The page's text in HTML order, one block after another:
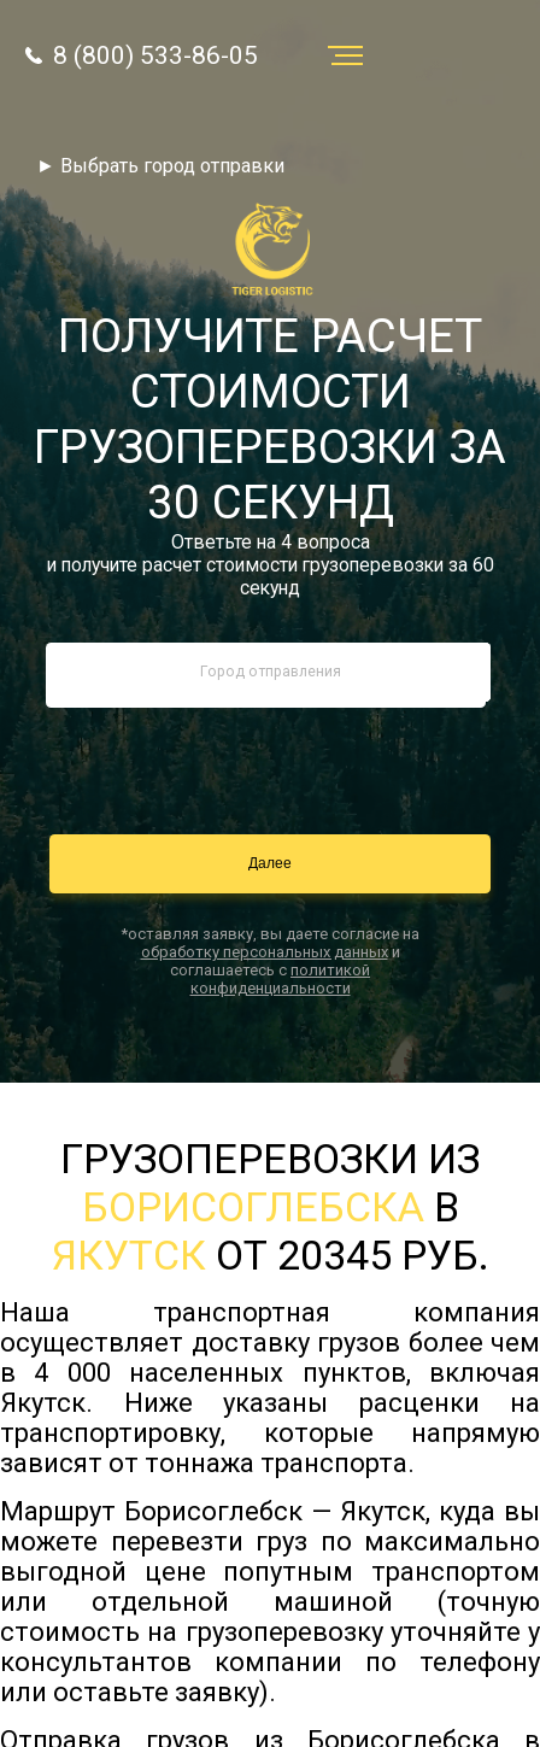
8 (800) 533-86-05
Звонок по России бесплатный
autotransport24@yandex.ru
Заказать звонок
Тарифы
Отзывы
Статьи
Новости
Документы
Контакты
► Выбрать город отправки
8 (800) 533-86-05
ПОЛУЧИТЕ РАСЧЕТ
СТОИМОСТИ
ГРУЗОПЕРЕВОЗКИ ЗА
30 СЕКУНД
Ответьте на 4 вопроса
и получите расчет стоимости грузоперевозки за 60
секунд
*оставляя заявку, вы даете согласие на
обработку персональных данныхи
соглашаетесь с политикой
конфиденциальности
ГРУЗОПЕРЕВОЗКИ ИЗ
БОРИСОГЛЕБСКАВ
ЯКУТСКОТ 20345 РУБ.
Наша транспортная компания
осуществляет доставку грузов более чем
в 4 000 населенных пунктов, включая
Якутск. Ниже указаны расценки на
транспортировку, которые напрямую
зависят от тоннажа транспорта.
Маршрут Борисоглебск — Якутск, куда вы
можете перевезти груз по максимально
выгодной цене попутным транспортом
или отдельной машиной (точную
стоимость на грузоперевозку уточняйте у
консультантов компании по телефону
или оставьте заявку).
Отправка грузов из Борисоглебска в